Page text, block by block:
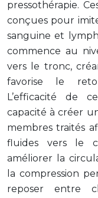
pressothérapie.
conçues pour
sanguine et
commence au
vers le tronc,
favorise le
L’efficacité de
capacité à créer
membres traités
fluides vers le
améliorer la
la compression
reposer entre